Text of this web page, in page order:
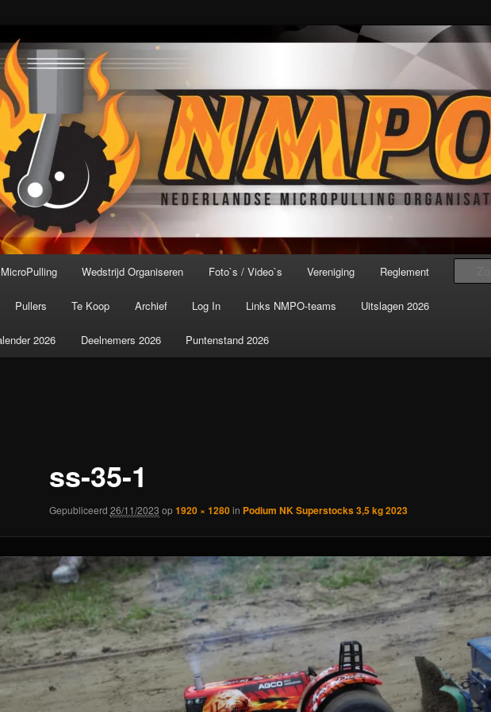
MicroPulling Organisatie
modelbouwsport ter wereld!
MicroPulling Wedstrijd Organiseren Foto`s / Video`s Vereniging Reglement
Pullers Te Koop Archief Log In Links NMPO-teams Uitslagen 2026
2026 Deelnemers 2026 Puntenstand 2026
ss-35-1
Gepubliceerd 26/11/2023 op1920 × 1280in Podium NK Superstocks 3,5 kg 2023